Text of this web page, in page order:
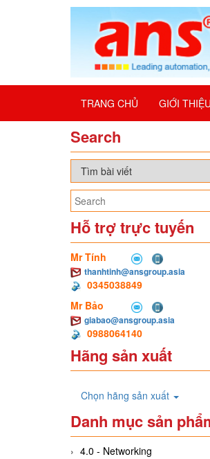
TRANG CHỦ GIỚI THIỆU
Search
Hỗ trợ trực tuyến
Mr Tính
thanhtinh@ansgroup.asia
0345038849
Mr Bảo
giabao@ansgroup.asia
0988064140
Hãng sản xuất
Chọn hãng sản xuất
Danh mục sản
4.0 - Networking